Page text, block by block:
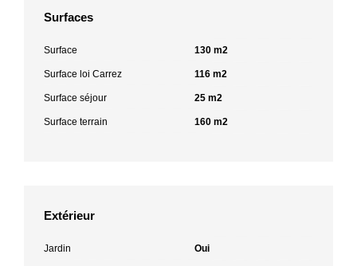
Surfaces
Surface 130 m2
Surface loi Carrez 116 m2
Surface séjour 25 m2
Surface terrain 160 m2
Extérieur
Jardin Oui